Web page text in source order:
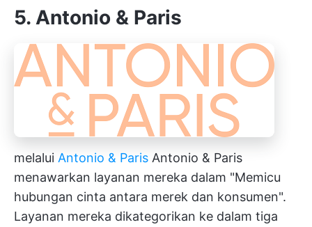
5. Antonio & Paris
melalui Antonio & Paris Antonio & Paris
menawarkan layanan mereka dalam "Memicu
hubungan cinta antara merek dan konsumen".
Layanan mereka dikategorikan ke dalam tiga